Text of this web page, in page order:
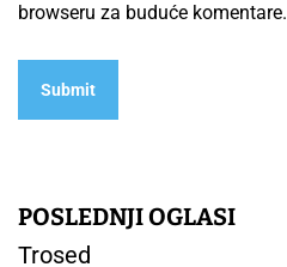
browseru za buduće komentare.
POSLEDNJI OGLASI
Trosed